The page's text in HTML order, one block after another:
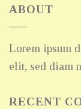
ABOUT
Lorem ipsum
elit, sed diam
RECENT